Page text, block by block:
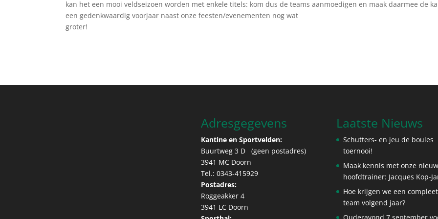
kan het een mooi veldseizoen worden met enkele titels: kom dus de teams aanmoedigen en maak daarmee de
een gedenkwaardig voorjaar naast onze feesten/evenementen nog wat
groter!
Adresgegevens
Kantine en Sportvelden:
Buurtweg 3 D (geen postadres)
3941 MC Doorn
Tel.: 0343-415929
Postadres:
Roggeakker 4
3941 LC Doorn
Laatste Nieuws
Schutters- en jeu de boules
toernooi!
Maak kennis met onze
hoofdtrainer: Jacques Kop-
Hoe krijgen we een compleet
team volgend jaar?
Ouderavond 7 september